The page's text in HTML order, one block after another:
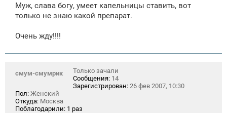
Муж, слава богу, умеет капельницы ставить, вот
только не знаю какой препарат.
Очень жду!!!!
смум-смумрик
Только зачали
Сообщения: 14
Зарегистрирован: 26 фев 2007, 10:30
Пол: Женский
Откуда: Москва
Поблагодарили: 1 раз